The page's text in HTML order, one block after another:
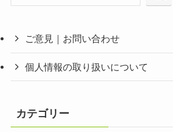
ご意見｜お問い合わせ
個人情報の取り扱いについて
カテゴリー